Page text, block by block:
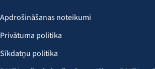
Apdrošināšanas noteikumi
Privātuma politika
Sīkdatņu politika